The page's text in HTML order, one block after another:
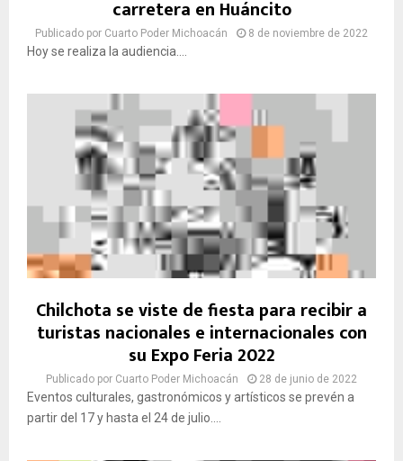
carretera en Huáncito
Publicado por Cuarto Poder Michoacán 8 de noviembre de 2022
Hoy se realiza la audiencia....
Chilchota se viste de fiesta para recibir a
turistas nacionales e internacionales con
su Expo Feria 2022
Publicado por Cuarto Poder Michoacán 28 de junio de 2022
Eventos culturales, gastronómicos y artísticos se prevén a
partir del 17 y hasta el 24 de julio....